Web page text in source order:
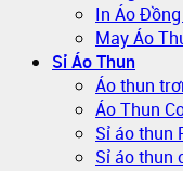
In Áo
May Áo
Sỉ Áo Thun
Áo thun
Áo Thun
Sỉ áo thun
Sỉ áo thun